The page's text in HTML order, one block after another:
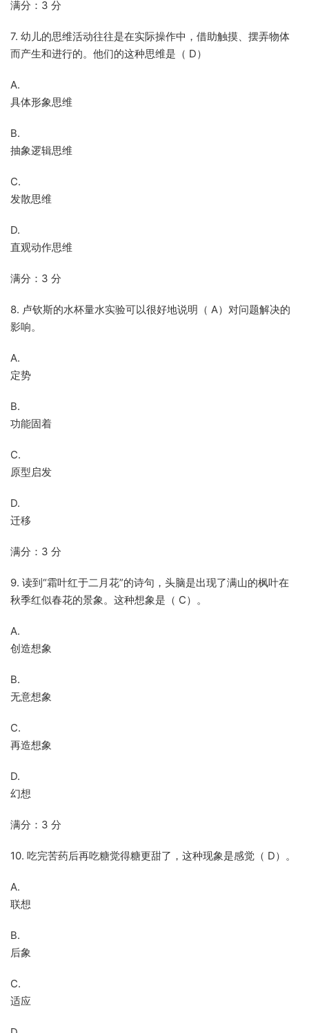
满分：3 分
7. 幼儿的思维活动往往是在实际操作中，借助触摸、摆弄物体
而产生和进行的。他们的这种思维是（ D）
A.
具体形象思维
B.
抽象逻辑思维
C.
发散思维
D.
直观动作思维
满分：3 分
8. 卢钦斯的水杯量水实验可以很好地说明（ A）对问题解决的
影响。
A.
定势
B.
功能固着
C.
原型启发
D.
迁移
满分：3 分
9. 读到“霜叶红于二月花”的诗句，头脑是出现了满山的枫叶在
秋季红似春花的景象。这种想象是（ C）。
A.
创造想象
B.
无意想象
C.
再造想象
D.
幻想
满分：3 分
10. 吃完苦药后再吃糖觉得糖更甜了，这种现象是感觉（ D）。
A.
联想
B.
后象
C.
适应